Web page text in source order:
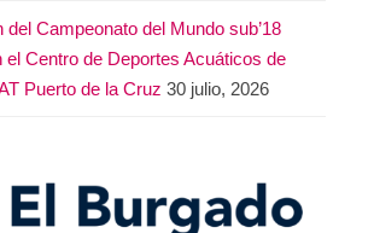
del Campeonato del Mundo sub’18
el Centro de Deportes Acuáticos de
Puerto de la Cruz 30 julio, 2026